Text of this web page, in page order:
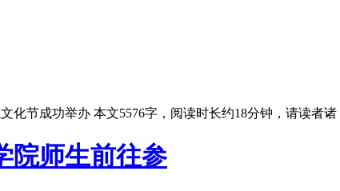
节成功举办 本文5576字，阅读时长约18分钟，请读者诸
院师生前往参